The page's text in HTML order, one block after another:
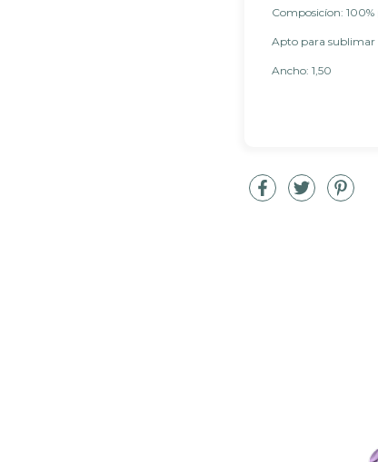
Composicíon: 100%
Apto para sublimar
Ancho: 1,50